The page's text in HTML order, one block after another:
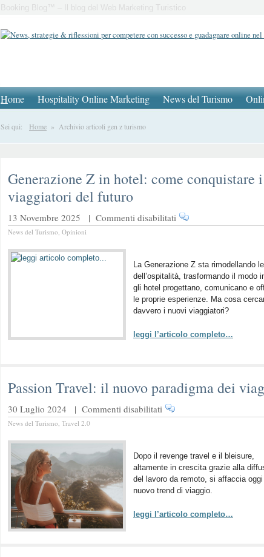
Booking Blog™ – Il blog del Web Marketing Turistico
Home Hospitality Online Marketing News del Turismo
Sei qui: Home » Archivio articoli gen z turismo
Generazione Z in hotel: come conquistare i
viaggiatori del futuro
13 Novembre 2025 | Commenti disabilitati su
Generazione
hotel:
come
conquistare
i
viaggiatori
futuro
News del Turismo, Opinioni
La Generazione Z sta rimodellando
dell’ospitalità, trasformando il modo
gli hotel progettano, comunicano e
le proprie esperienze. Ma cosa
davvero i nuovi viaggiatori?
leggi l’articolo completo…
Passion Travel: il nuovo paradigma dei
30 Luglio 2024 | Commenti disabilitati su
Passion
nuovo
paradigma
dei
viaggi
News del Turismo, Travel 2.0
Dopo il revenge travel e il bleisure,
altamente in crescita grazie alla
del lavoro da remoto, si affaccia
nuovo trend di viaggio.
leggi l’articolo completo…